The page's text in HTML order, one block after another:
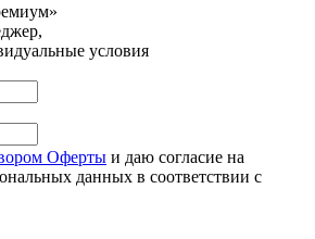
условия
Оферты и даю согласие на
данных в соответствии с